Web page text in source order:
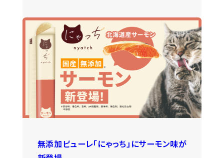
無添加ピューレ「にゃっち」にサーモン味が